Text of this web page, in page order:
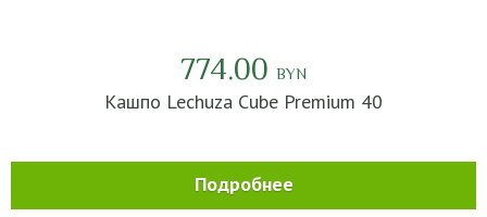
774.00 BYN
Кашпо Lechuza Cube Premium 40
Подробнее